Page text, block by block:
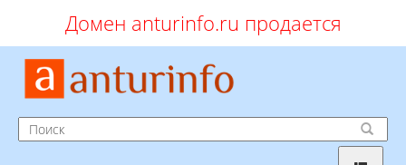
Домен anturinfo.ru продается